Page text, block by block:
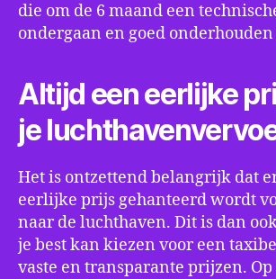
die om de 6 maand een
ondergaan en goed
Altijd een eerlijke
je
Het is ontzettend belangrijk dat
eerlijke prijs gehanteerd wordt
naar de luchthaven. Dit is dan
je best kan kiezen voor een
vaste en transparante prijzen.